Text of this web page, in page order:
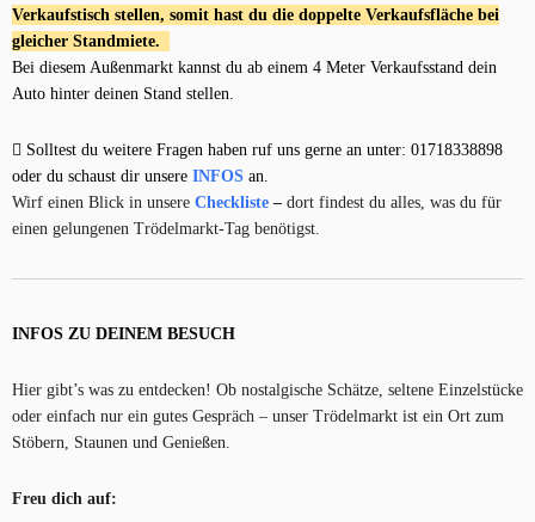
Verkaufstisch stellen, somit hast du die doppelte Verkaufsfläche bei
gleicher Standmiete.
Bei diesem Außenmarkt kannst du ab einem 4 Meter Verkaufsstand dein
Auto hinter deinen Stand stellen.
Solltest du weitere Fragen haben ruf uns gerne an unter: 01718338898
oder du schaust dir unsere INFOS an.
Wirf einen Blick in unsere Checkliste – dort findest du alles, was du für
einen gelungenen Trödelmarkt-Tag benötigst.
INFOS ZU DEINEM BESUCH
Hier gibt’s was zu entdecken! Ob nostalgische Schätze, seltene Einzelstücke
oder einfach nur ein gutes Gespräch – unser Trödelmarkt ist ein Ort zum
Stöbern, Staunen und Genießen.
Freu dich auf: